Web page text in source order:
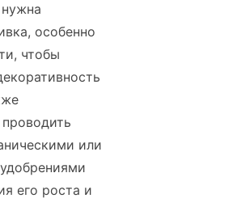
особенно
чтобы
или
его роста и